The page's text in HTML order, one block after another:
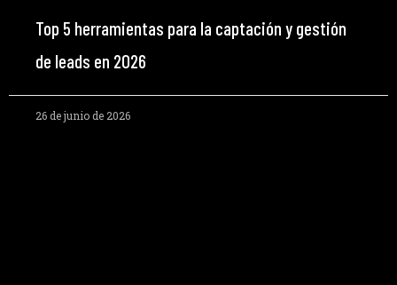
Top 5 herramientas para la captación y gestión
de leads en 2026
26 de junio de 2026